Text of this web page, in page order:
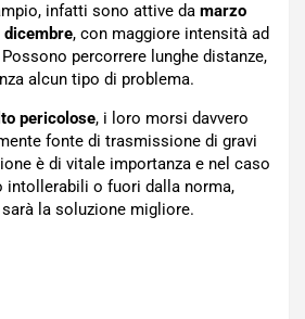
infatti sono attive da marzo
dicembre, con maggiore intensità ad
percorrere lunghe distanze,
alcun tipo di problema.
pericolose, i loro morsi davvero
fonte di trasmissione di gravi
è di vitale importanza e nel caso
intollerabili o fuori dalla norma,
la soluzione migliore.